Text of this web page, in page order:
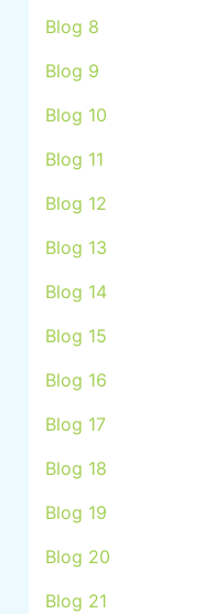
Blog 8
Blog 9
Blog 10
Blog 11
Blog 12
Blog 13
Blog 14
Blog 15
Blog 16
Blog 17
Blog 18
Blog 19
Blog 20
Blog 21